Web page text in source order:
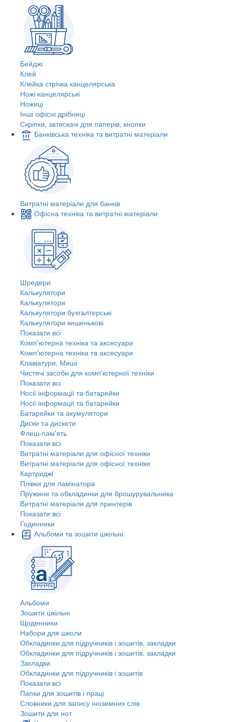
Бейджі
Клей
Клейка стрічка канцелярська
Ножі канцелярські
Ножиці
Інші офісні дрібниці
Скріпки, затискачі для паперів, кнопки
Банківська техніка та витратні матеріали
Витратні матеріали для банків
Офісна техніка та витратні матеріали
Шредери
Калькулятори
Калькулятори
Калькулятори бухгалтерські
Калькулятори кишенькові
Показати всі
Комп'ютерна техніка та аксесуари
Комп'ютерна техніка та аксесуари
Клавіатури, Миші
Чистячі засоби для комп'ютерної техніки
Показати всі
Носії інформації та батарейки
Носії інформації та батарейки
Батарейки та акумулятори
Диски та дискети
Флеш-пам'ять
Показати всі
Витратні матеріали для офісної техніки
Витратні матеріали для офісної техніки
Картриджi
Плівки для ламінатора
Пружини та обкладинки для брошурувальника
Витратні матеріали для принтерів
Показати всі
Годинники
Альбоми та зошити шкільні
Альбоми
Зошити шкільні
Щоденники
Набори для школи
Обкладинки для підручників і зошитів, закладки
Обкладинки для підручників і зошитів, закладки
Закладки
Обкладинки для підручників і зошитів
Показати всі
Папки для зошитів і праці
Словники для запису іноземних слів
Зошити для нот